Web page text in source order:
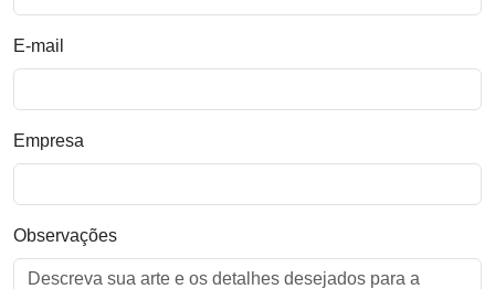
E-mail
Empresa
Observações